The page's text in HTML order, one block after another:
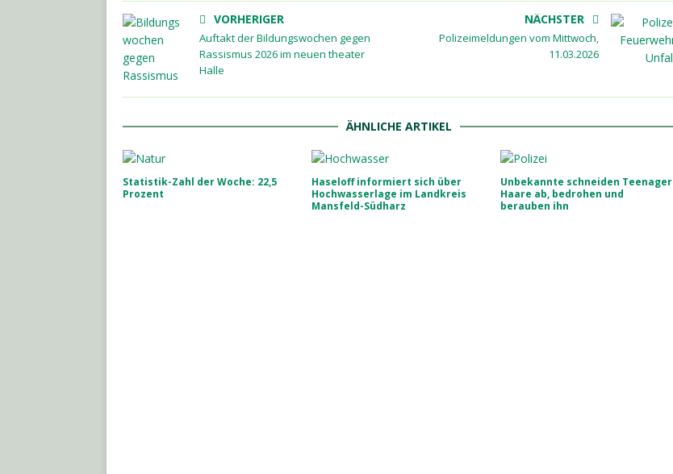
VORHERIGER
Auftakt der Bildungswochen gegen
Rassismus 2026 im neuen theater
Halle
NÄCHSTER
Polizeimeldungen vom Mittwoch,
11.03.2026
ÄHNLICHE ARTIKEL
Statistik-Zahl der Woche: 22,5
Prozent
Haseloff informiert sich über
Hochwasserlage im Landkreis
Mansfeld-Südharz
Unbekannte schneiden Teenager
Haare ab, bedrohen und
berauben ihn